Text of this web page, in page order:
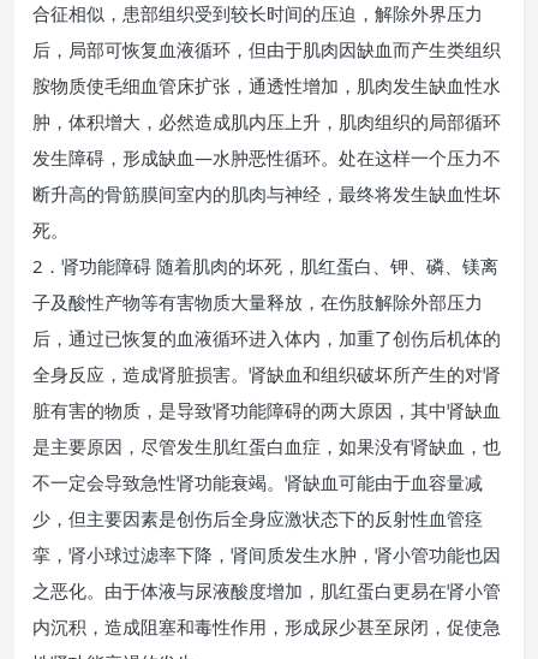
合征相似，患部组织受到较长时间的压迫，解除外界压力
后，局部可恢复血液循环，但由于肌肉因缺血而产生类组织
胺物质使毛细血管床扩张，通透性增加，肌肉发生缺血性水
肿，体积增大，必然造成肌内压上升，肌肉组织的局部循环
发生障碍，形成缺血—水肿恶性循环。处在这样一个压力不
断升高的骨筋膜间室内的肌肉与神经，最终将发生缺血性坏
死。
2．肾功能障碍 随着肌肉的坏死，肌红蛋白、钾、磷、镁离
子及酸性产物等有害物质大量释放，在伤肢解除外部压力
后，通过已恢复的血液循环进入体内，加重了创伤后机体的
全身反应，造成肾脏损害。肾缺血和组织破坏所产生的对肾
脏有害的物质，是导致肾功能障碍的两大原因，其中肾缺血
是主要原因，尽管发生肌红蛋白血症，如果没有肾缺血，也
不一定会导致急性肾功能衰竭。肾缺血可能由于血容量减
少，但主要因素是创伤后全身应激状态下的反射性血管痉
挛，肾小球过滤率下降，肾间质发生水肿，肾小管功能也因
之恶化。由于体液与尿液酸度增加，肌红蛋白更易在肾小管
内沉积，造成阻塞和毒性作用，形成尿少甚至尿闭，促使急